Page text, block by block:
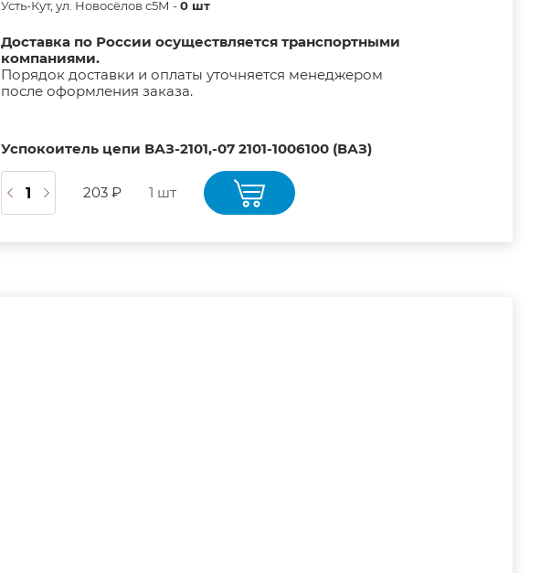
Усть-Кут, ул. Новосёлов с5М -0 шт
Доставка по России осуществляется транспортными
компаниями.
Порядок доставки и оплаты уточняется менеджером
после оформления заказа.
Успокоитель цепи ВАЗ-2101,-07 2101-1006100 (ВАЗ)
203 ₽ 1 шт